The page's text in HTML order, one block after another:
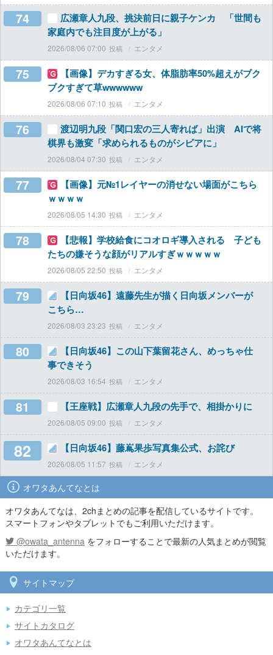
74
広瀬章人九段、挑決前日に親子ケンカ 「世間も
家庭内でも注目度が上がる」
2026/08/06 07:00 エンタメ
75
【画像】デカすぎる女、体脂肪率50%超えがブク
ブクすぎて草wwwwww
2026/08/06 07:10 エンタメ
76
渡辺明九段「関口宏の三人寄れば」出演 AIで将
棋界も激変「求められるものがシビアに」
2026/08/04 07:30 エンタメ
77
【画像】元№1レイヤーの消せない場面がこちら
ｗｗｗｗ
2026/08/05 14:30 エンタメ
78
【悲報】学校給食にコオロギ導入される 子ども
たちの嫌そうな顔がリアルすぎｗｗｗｗｗ
2026/08/05 22:50 エンタメ
79
【日向坂46】遠藤先生が描く日向坂メンバーが
こちら…
2026/08/03 23:23 エンタメ
80
【日向坂46】この山下葉留花さん、めっちゃ仕
事できそう
2026/08/03 16:54 エンタメ
81 【王座戦】広瀬章人九段の先手で、相掛かりに
2026/08/05 09:00 エンタメ
82 【日向坂46】藤嶌果歩写真集公式、お詫び
2026/08/05 11:57 エンタメ
オワタあんてなとは
オワタあんてなは、2chまとめの記事を配信しているサイトです。
スマートフォンやタブレットでもご利用いただけます。
@owata_antenna をフォローすることで最新の人気まとめが閲覧
いただけます。
サイトマップ
カテゴリ一覧
サイトカタログ
オワタあんてなとは